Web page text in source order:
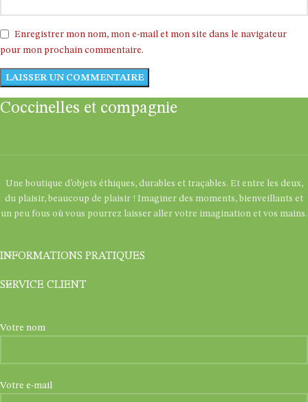
Enregistrer mon nom, mon e-mail et mon site dans le navigateur
pour mon prochain commentaire.
Coccinelles et compagnie
Une boutique d’objets éthiques, durables et traçables. Et entre les deux,
du plaisir, beaucoup de plaisir ! Imaginer des moments, bienveillants et
un peu fous où vous pourrez laisser aller votre imagination et vos mains.
INFORMATIONS PRATIQUES
SERVICE CLIENT
Votre nom
Votre e-mail